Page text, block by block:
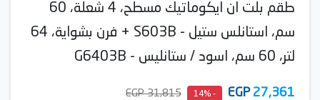
طقم بلت ان ايكوماتيك مسطح، 4 شعلة، 60
سم، استانلس ستيل - S603B + فرن بشواية، 64
لتر، 60 سم، اسود / ستانليس - G6403B
27,361
EGP
- 14%
31,815 EGP